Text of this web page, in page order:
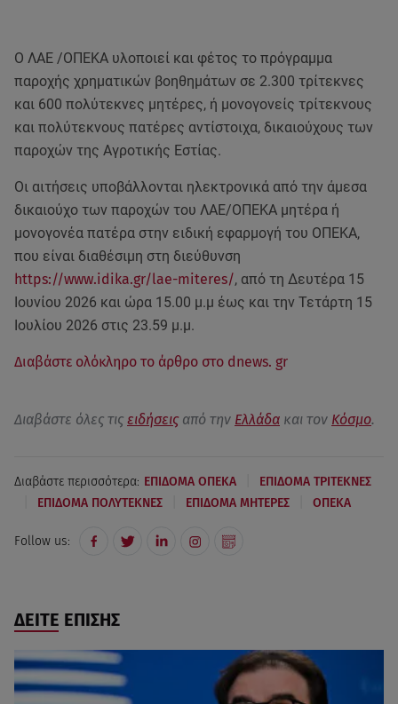
Ο ΛΑΕ /ΟΠΕΚΑ υλοποιεί και φέτος το πρόγραμμα
παροχής χρηματικών βοηθημάτων σε 2.300 τρίτεκνες
και 600 πολύτεκνες μητέρες, ή μονογονείς τρίτεκνους
και πολύτεκνους πατέρες αντίστοιχα, δικαιούχους των
παροχών της Αγροτικής Εστίας.
Οι αιτήσεις υποβάλλονται ηλεκτρονικά από την άμεσα
δικαιούχο των παροχών του ΛΑΕ/ΟΠΕΚΑ μητέρα ή
μονογονέα πατέρα στην ειδική εφαρμογή του ΟΠΕΚΑ,
που είναι διαθέσιμη στη διεύθυνση
https://www.idika.gr/lae-miteres/, από τη Δευτέρα 15
Ιουνίου 2026 και ώρα 15.00 μ.μ έως και την Τετάρτη 15
Ιουλίου 2026 στις 23.59 μ.μ.
Διαβάστε ολόκληρο το άρθρο στο dnews. gr
Διαβάστε όλες τις ειδήσεις από την Ελλάδα και τον Κόσμο.
Διαβάστε περισσότερα: ΕΠΙΔΟΜΑ ΟΠΕΚΑ ΕΠΙΔΟΜΑ ΤΡΙΤΕΚΝΕΣ
ΕΠΙΔΟΜΑ ΠΟΛΥΤΕΚΝΕΣ ΕΠΙΔΟΜΑ ΜΗΤΕΡΕΣ ΟΠΕΚΑ
Follow us:
ΔΕΙΤΕ ΕΠΙΣΗΣ